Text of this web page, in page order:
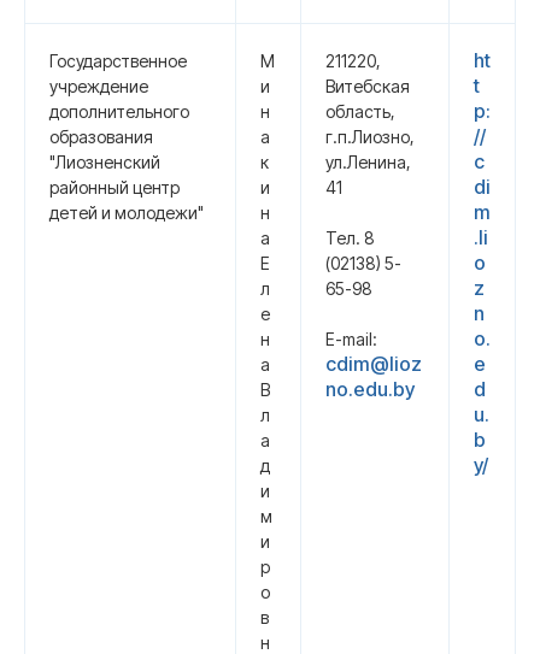
Государственное
учреждение
дополнительного
образования
"Лиозненский
районный центр
детей и молодежи"
М
и
н
а
к
и
н
а
Е
л
е
н
а
В
л
а
д
и
м
и
р
о
в
н
211220,
Витебская
область,
г.п.Лиозно,
ул.Ленина,
41
Тел. 8
(02138) 5-
65-98
E-mail:
cdim@lioz
no.edu.by
ht
t
p:
//
c
di
m
.li
o
z
n
o.
e
d
u.
b
y/